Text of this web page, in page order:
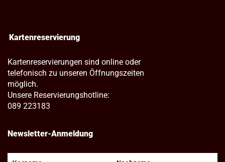
Kartenreservierung
Kartenreservierungen sind online oder
telefonisch zu unseren Öffnungszeiten
möglich.
Unsere Reservierungshotline:
089 223183
Newsletter-Anmeldung